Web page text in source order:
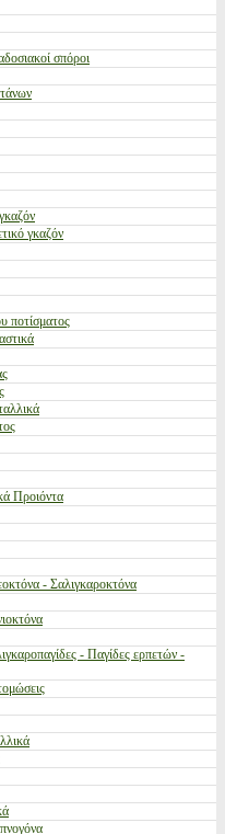
σπόροι
γκαζόν
ποτίσματος
Προιόντα
- Σαλιγκαροκτόνα
- Παγίδες ερπετών -